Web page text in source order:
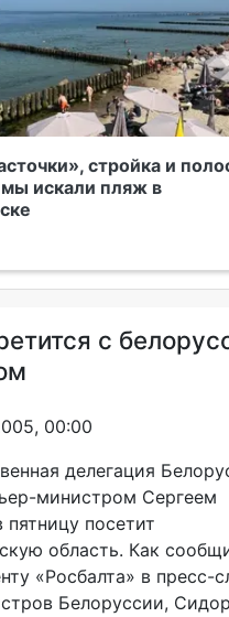
стройка и
мы искали пляж в
с
00:00
делегация
министром Сергеем
посетит
область. Как
«Росбалта» в пресс-
Белоруссии,